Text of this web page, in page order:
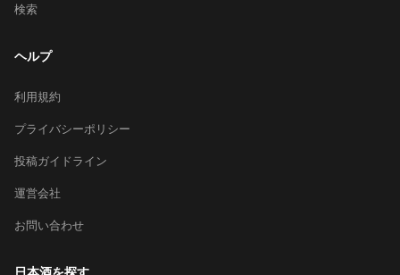
検索
ヘルプ
利用規約
プライバシーポリシー
投稿ガイドライン
運営会社
お問い合わせ
日本酒を探す